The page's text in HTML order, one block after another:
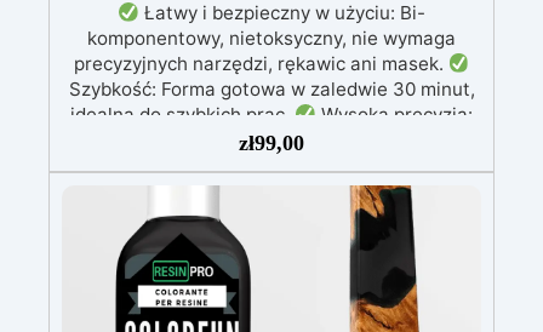
Łatwy i bezpieczny w użyciu: Bi-
komponentowy, nietoksyczny, nie wymaga
precyzyjnych narzędzi, rękawic ani masek.
Szybkość: Forma gotowa w zaledwie 30 minut,
idealna do szybkich prac.
Wysoka precyzja:
Odwzorowuje drobne i skomplikowane detale,
zapewniając profesjonalny rezultat.
Wszechstronność: Kompatybilny z żywicą,
gipsem, woskiem, metalami o niskiej
temperaturze topnienia, mydłem i cementem.
Odporność i trwałość: Umożliwia wykonanie
ponad 50 odlewów z różnych materiałów,
zachowując twardość 38 Shore A
zł99,00